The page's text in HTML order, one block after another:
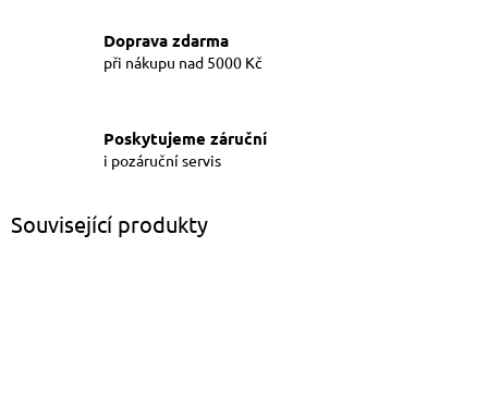
Doprava zdarma
při nákupu nad 5000 Kč
Poskytujeme záruční
i pozáruční servis
Související produkty